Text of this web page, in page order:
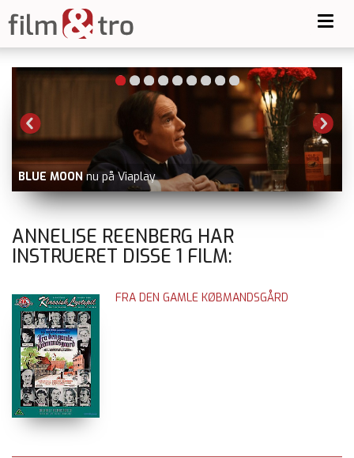
BLUE MOON nu på Viaplay
ANNELISE REENBERG HAR
INSTRUERET DISSE 1 FILM:
FRA DEN GAMLE KØBMANDSGÅRD